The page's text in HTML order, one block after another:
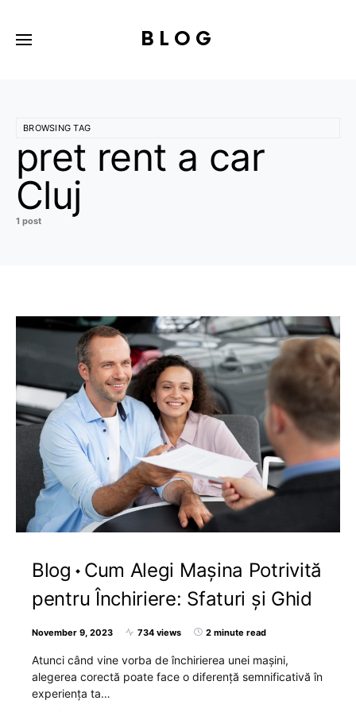
BLOG
BROWSING TAG
pret rent a car
Cluj
1 post
Blog
Cum Alegi Mașina Potrivită
pentru Închiriere: Sfaturi și Ghid
November 9, 2023 734 views 2 minute read
Atunci când vine vorba de închirierea unei mașini,
alegerea corectă poate face o diferență semnificativă în
experiența ta…